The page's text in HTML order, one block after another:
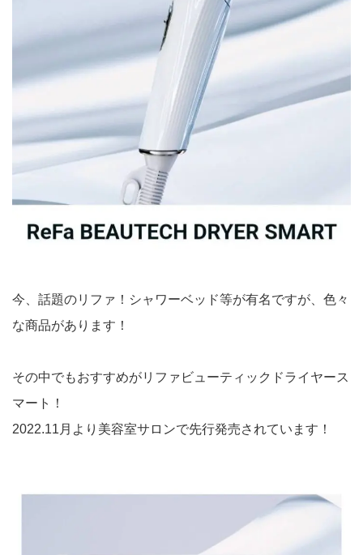
今、話題のリファ！シャワーベッド等が有名ですが、色々
な商品があります！
その中でもおすすめがリファビューティックドライヤース
マート！
2022.11月より美容室サロンで先行発売されています！